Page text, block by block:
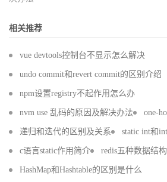
相关推荐
vue devtools控制台不显示怎么解决
undo commit和revert commit的区别介绍
npm设置registry不起作用怎么办
nvm use 乱码的原因及解决办法 one-
递归和迭代的区别及关系 static int和
c语言static作用简介 redis五种数据结
HashMap和Hashtable的区别是什么